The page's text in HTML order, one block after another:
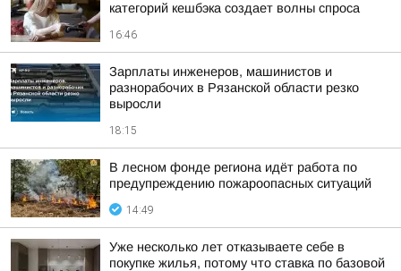
категорий кешбэка создает волны спроса
16:46
Зарплаты инженеров, машинистов и
разнорабочих в Рязанской области резко
выросли
18:15
В лесном фонде региона идёт работа по
предупреждению пожароопасных ситуаций
14:49
Уже несколько лет отказываете себе в
покупке жилья, потому что ставка по базовой